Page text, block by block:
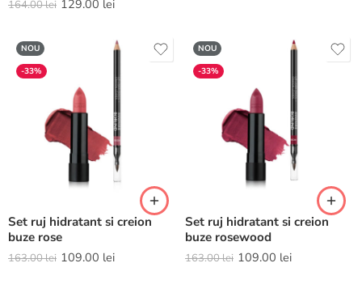
Evaluat la
164.00lei 129.00 lei
NOU
-33%
Set ruj hidratant si creion
buze rose
163.00lei 109.00 lei
NOU
-33%
Set ruj hidratant si creion
buze rosewood
163.00lei 109.00 lei